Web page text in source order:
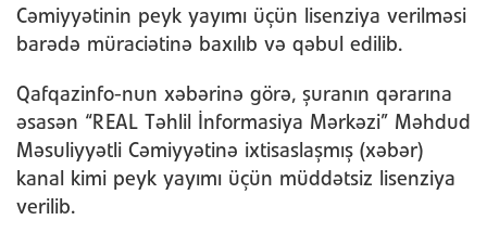
Cəmiyyətinin peyk yayımı üçün lisenziya verilməsi
barədə müraciətinə baxılıb və qəbul edilib.
Qafqazinfo-nun xəbərinə görə, şuranın qərarına
əsasən “REAL Təhlil İnformasiya Mərkəzi” Məhdud
Məsuliyyətli Cəmiyyətinə ixtisaslaşmış (xəbər)
kanal kimi peyk yayımı üçün müddətsiz lisenziya
verilib.